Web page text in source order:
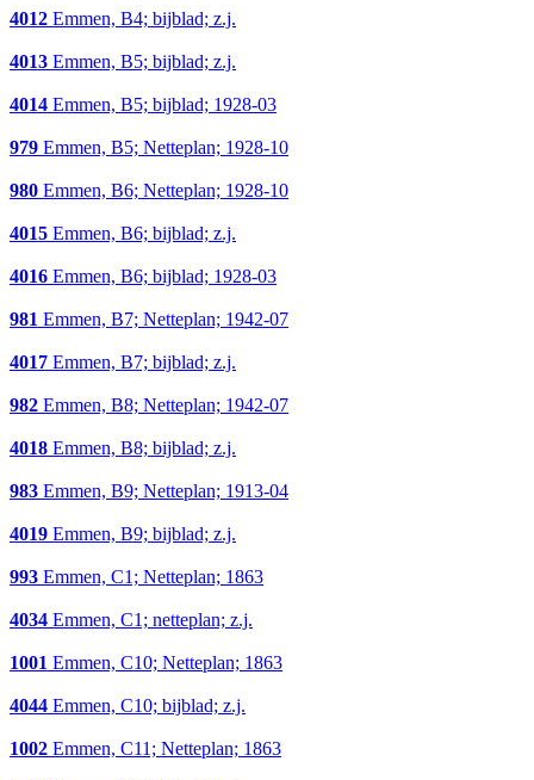
4012 Emmen, B4; bijblad; z.j.
4013 Emmen, B5; bijblad; z.j.
4014 Emmen, B5; bijblad; 1928-03
979 Emmen, B5; Netteplan; 1928-10
980 Emmen, B6; Netteplan; 1928-10
4015 Emmen, B6; bijblad; z.j.
4016 Emmen, B6; bijblad; 1928-03
981 Emmen, B7; Netteplan; 1942-07
4017 Emmen, B7; bijblad; z.j.
982 Emmen, B8; Netteplan; 1942-07
4018 Emmen, B8; bijblad; z.j.
983 Emmen, B9; Netteplan; 1913-04
4019 Emmen, B9; bijblad; z.j.
993 Emmen, C1; Netteplan; 1863
4034 Emmen, C1; netteplan; z.j.
1001 Emmen, C10; Netteplan; 1863
4044 Emmen, C10; bijblad; z.j.
1002 Emmen, C11; Netteplan; 1863